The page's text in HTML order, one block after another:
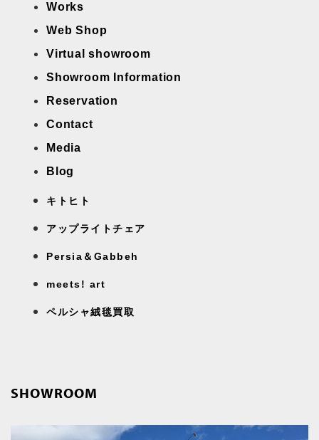
Works
Web Shop
Virtual showroom
Showroom Information
Reservation
Contact
Media
Blog
キトヒト
アップライトチェア
Persia＆Gabbeh
meets! art
ペルシャ絨毯買取
SHOWROOM